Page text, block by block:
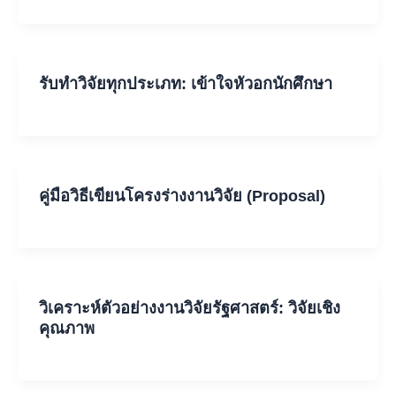
รับทำวิจัยทุกประเภท: เข้าใจหัวอกนักศึกษา
คู่มือวิธีเขียนโครงร่างงานวิจัย (Proposal)
วิเคราะห์ตัวอย่างงานวิจัยรัฐศาสตร์: วิจัยเชิง
คุณภาพ